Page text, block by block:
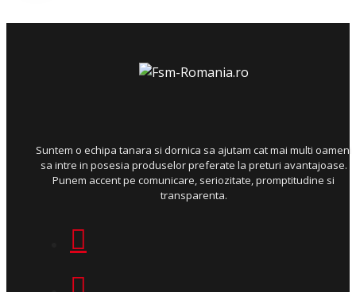
Suntem o echipa tanara si dornica sa ajutam cat mai multi oameni
sa intre in posesia produselor preferate la preturi avantajoase.
Punem accent pe comunicare, seriozitate, promptitudine si
transparenta.